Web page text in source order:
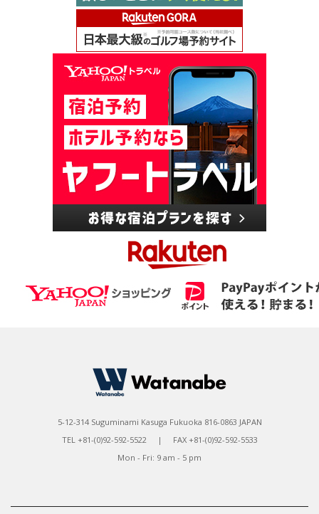
5-12-314 Suguminami Kasuga Fukuoka 816-0863 JAPAN
TEL +81-(0)92-592-5522 | FAX +81-(0)92-592-5533
Mon - Fri: 9 am - 5 pm